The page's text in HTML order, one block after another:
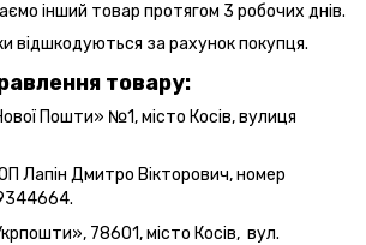
інший товар протягом 3 робочих днів.
відшкодуються за рахунок покупця.
товару:
Пошти» №1, місто Косів, вулиця
Лапін Дмитро Вікторович, номер
78601, місто Косів, вул.